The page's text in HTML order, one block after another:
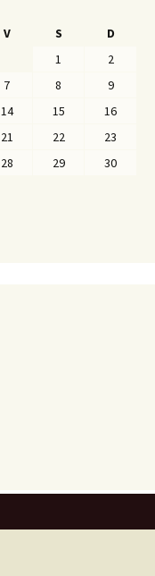
V S
D
1
2
7 8
9
14 15
16
21 22
23
28 29
30